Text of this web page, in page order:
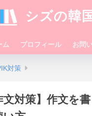
シズの韓
ム プロフィール お問
対策
文対策】作文を